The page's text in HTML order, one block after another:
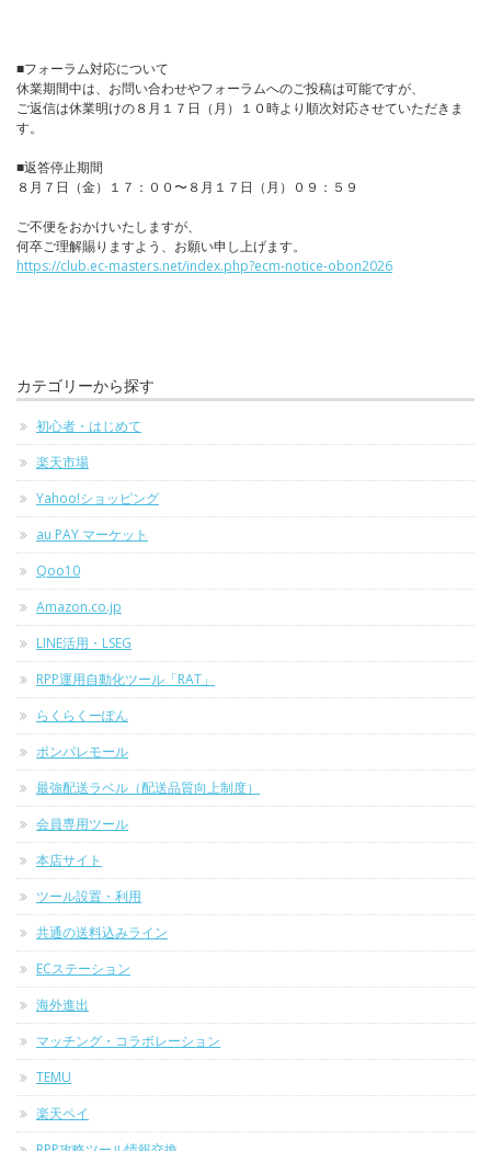
■フォーラム対応について
休業期間中は、お問い合わせやフォーラムへのご投稿は可能ですが、
ご返信は休業明けの８月１７日（月）１０時より順次対応させていただきま
す。
■返答停止期間
８月７日（金）１７：００〜８月１７日（月）０９：５９
ご不便をおかけいたしますが、
何卒ご理解賜りますよう、お願い申し上げます。
https://club.ec-masters.net/index.php?ecm-notice-obon2026
カテゴリーから探す
初心者・はじめて
楽天市場
Yahoo!ショッピング
au PAY マーケット
Qoo10
Amazon.co.jp
LINE活用・LSEG
RPP運用自動化ツール「RAT」
らくらくーぽん
ポンパレモール
最強配送ラベル（配送品質向上制度）
会員専用ツール
本店サイト
ツール設置・利用
共通の送料込みライン
ECステーション
海外進出
マッチング・コラボレーション
TEMU
楽天ペイ